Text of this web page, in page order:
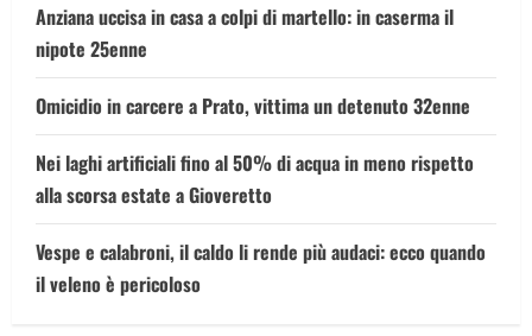
Anziana uccisa in casa a colpi di martello: in caserma il
nipote 25enne
Omicidio in carcere a Prato, vittima un detenuto 32enne
Nei laghi artificiali fino al 50% di acqua in meno rispetto
alla scorsa estate a Gioveretto
Vespe e calabroni, il caldo li rende più audaci: ecco quando
il veleno è pericoloso